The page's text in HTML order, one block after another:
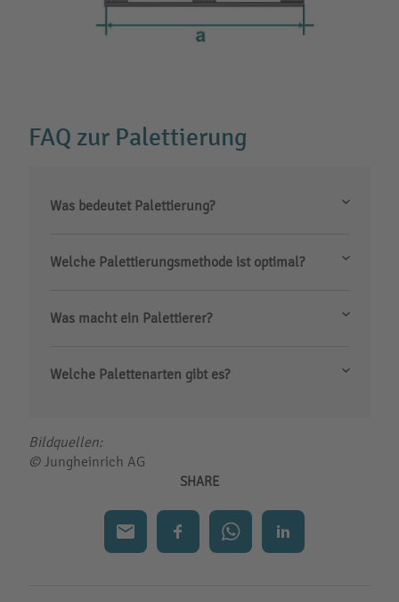
FAQ zur Palettierung
Was bedeutet Palettierung?
Welche Palettierungsmethode ist optimal?
Was macht ein Palettierer?
Welche Palettenarten gibt es?
Bildquellen:
© Jungheinrich AG
SHARE